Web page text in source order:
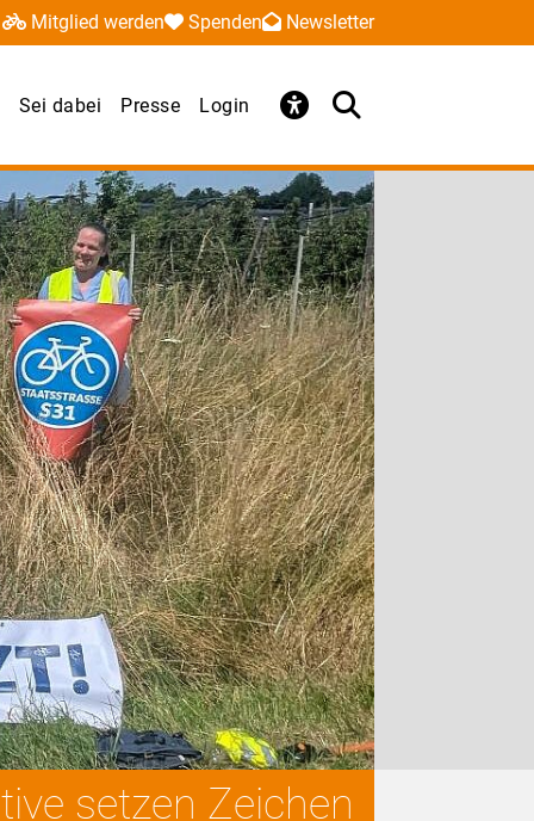
Mitglied werden Spenden Newsletter
Sei dabei Presse Login
setzen Zeichen